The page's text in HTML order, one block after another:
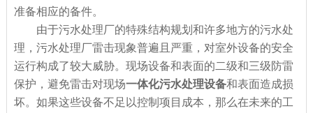
准备相应的备件。
由于污水处理厂的特殊结构规划和许多地方的污水处
理，污水处理厂雷击现象普遍且严重，对室外设备的安全
运行构成了较大威胁。现场设备和表面的二级和三级防雷
保护，避免雷击对现场一体化污水处理设备和表面造成损
坏。如果这些设备不足以控制项目成本，那么在未来的工